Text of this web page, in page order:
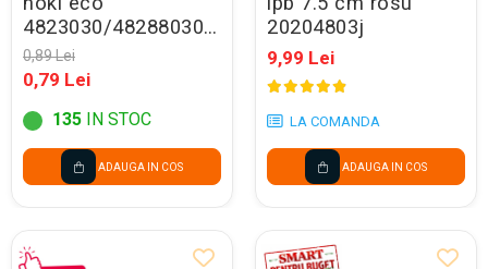
4823030/48288030/lm016
galben -promo
0,89 Lei
0,79 Lei
135 IN STOC
ADAUGA IN COS
20204803j
9,99 Lei
LA COMANDA
ADAUGA IN COS